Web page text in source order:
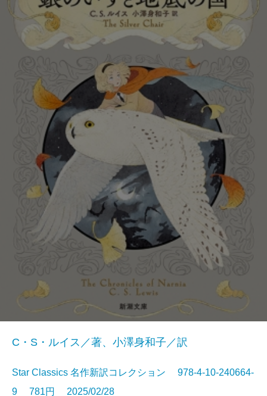
C・S・ルイス／著、小澤身和子／訳
Star Classics 名作新訳コレクション 978-4-10-240664-
9 781円 2025/02/28